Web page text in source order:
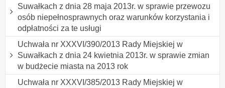
Suwałkach z dnia 28 maja 2013r. w sprawie przewozu
osób niepełnosprawnych oraz warunków korzystania i
odpłatności za te usługi
Uchwała nr XXXVI/390/2013 Rady Miejskiej w
Suwałkach z dnia 24 kwietnia 2013r. w sprawie zmian
w budżecie miasta na 2013 rok
Uchwała nr XXXVI/385/2013 Rady Miejskiej w